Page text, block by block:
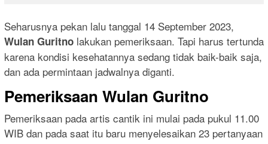
Seharusnya pekan lalu tanggal 14 September 2023,
Wulan Guritno lakukan pemeriksaan. Tapi harus tertunda
karena kondisi kesehatannya sedang tidak baik-baik saja,
dan ada permintaan jadwalnya diganti.
Pemeriksaan Wulan Guritno
Pemeriksaan pada artis cantik ini mulai pada pukul 11.00
WIB dan pada saat itu baru menyelesaikan 23 pertanyaan